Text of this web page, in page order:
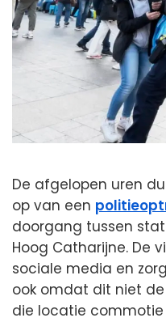
De afgelopen uren
op van een
doorgang tussen
Hoog Catharijne. De
sociale media en
ook omdat dit niet
die locatie